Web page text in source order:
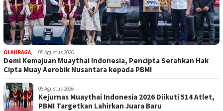
OLAHRAGA, 05 Agustus 2026
Demi Kemajuan Muaythai Indonesia, Pencipta Serahkan Hak
Cipta Muay Aerobik Nusantara kepada PBMI
05 Agustus 2026
Kejurnas Muaythai Indonesia 2026 Diikuti 514 Atlet,
PBMI Targetkan Lahirkan Juara Baru